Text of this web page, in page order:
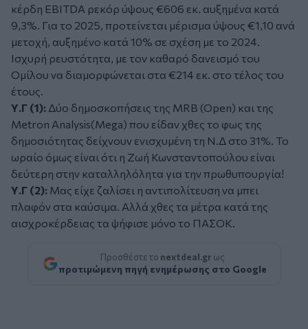
κέρδη EBITDA ρεκόρ ύψους €606 εκ. αυξημένα κατά
9,3%. Για το 2025, προτείνεται μέρισμα ύψους €1,10 ανά
μετοχή, αυξημένο κατά 10% σε σχέση με το 2024.
Ισχυρή ρευστότητα, με τον καθαρό δανεισμό του
Ομίλου να διαμορφώνεται στα €214 εκ. στο τέλος του
έτους.
Υ.Γ (1): Δύο δημοσκοπήσεις της MRB (Open) και της
Metron Analysis(Mega) που είδαν χθες το φως της
δημοσιότητας δείχνουν ενισχυμένη τη Ν.Δ στο 31%. Το
ωραίο όμως είναι ότι η Ζωή Κωνσταντοπούλου είναι
δεύτερη στην καταλληλόλητα για την πρωθυπουργία!
Υ.Γ (2): Μας είχε ζαλίσει η αντιπολίτευση να μπει
πλαφόν στα καύσιμα. Αλλά χθες τα μέτρα κατά της
αισχροκέρδειας τα ψήφισε μόνο το ΠΑΣΟΚ.
Προσθέστε το nextdeal.gr ως
προτιμώμενη πηγή ενημέρωσης στο Google